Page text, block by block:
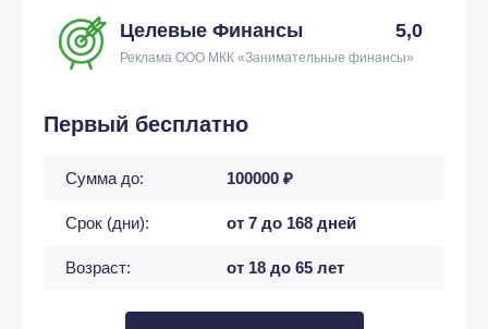
Целевые Финансы 5,0
Реклама ООО МКК «Занимательные финансы»
Первый бесплатно
Сумма до: 100000 ₽
Срок (дни): от 7 до 168 дней
Возраст: от 18 до 65 лет